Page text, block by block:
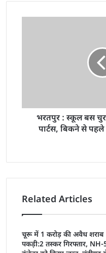
भरतपुर : स्कूल बस
पार्टस, बिकने से पहले
Related Articles
चूरू में 1 करोड़ की अवैध शराब
पकड़ी:2 तस्कर गिरफ्तार, NH-